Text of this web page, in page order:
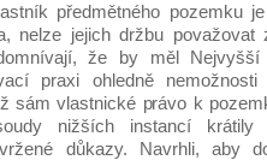
předmětného pozemku
nelze jejich držbu
že by měl Nejvyšší
praxi ohledně
sám vlastnické právo k
nižších instancí krátily
důkazy. Navrhli, aby